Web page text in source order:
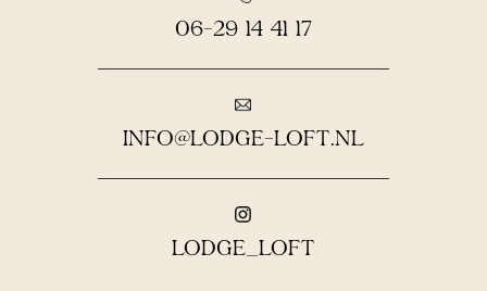
06-29 14 41 17
INFO@LODGE-LOFT.NL
LODGE_LOFT